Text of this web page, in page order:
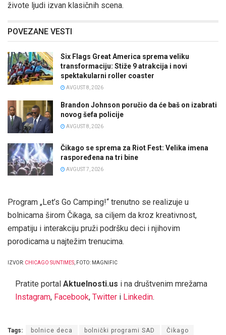
živote ljudi izvan klasičnih scena.
POVEZANE VESTI
Six Flags Great America sprema veliku
transformaciju: Stiže 9 atrakcija i novi
spektakularni roller coaster
AVGUST 8, 2026
Brandon Johnson poručio da će baš on izabrati
novog šefa policije
AVGUST 8, 2026
Čikago se sprema za Riot Fest: Velika imena
raspoređena na tri bine
AVGUST 7, 2026
Program „Let’s Go Camping!“ trenutno se realizuje u
bolnicama širom Čikaga, sa ciljem da kroz kreativnost,
empatiju i interakciju pruži podršku deci i njihovim
porodicama u najtežim trenucima.
IZVOR: CHICAGO SUNTIMES , FOTO: MAGNIFIC
Pratite portal Aktuelnosti.us i na društvenim mrežama
Instagram, Facebook, Twitter i Linkedin.
Tags: bolnice deca bolnički programi SAD Čikago